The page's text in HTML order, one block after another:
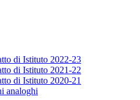
di Istituto 2022-23
di Istituto 2021-22
di Istituto 2020-21
analoghi